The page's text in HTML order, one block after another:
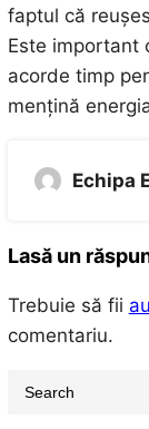
faptul că
Este important
acorde timp
mențină
Echipa
Lasă un
Trebuie să fii
comentariu.